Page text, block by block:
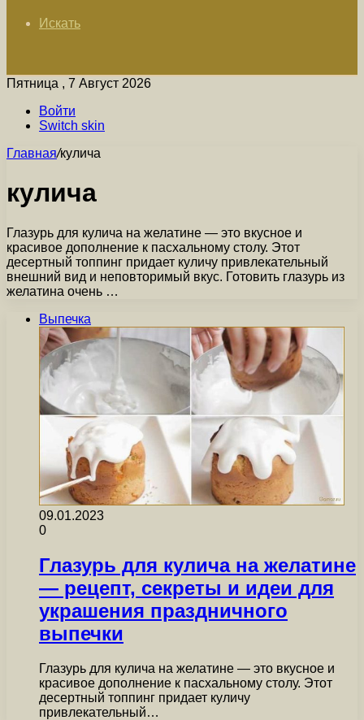
Искать
Пятница , 7 Август 2026
Войти
Switch skin
Главная/кулича
кулича
Глазурь для кулича на желатине — это вкусное и
красивое дополнение к пасхальному столу. Этот
десертный топпинг придает куличу привлекательный
внешний вид и неповторимый вкус. Готовить глазурь из
желатина очень …
Выпечка
09.01.2023
0
Глазурь для кулича на желатине
— рецепт, секреты и идеи для
украшения праздничного
выпечки
Глазурь для кулича на желатине — это вкусное и
красивое дополнение к пасхальному столу. Этот
десертный топпинг придает куличу
привлекательный…